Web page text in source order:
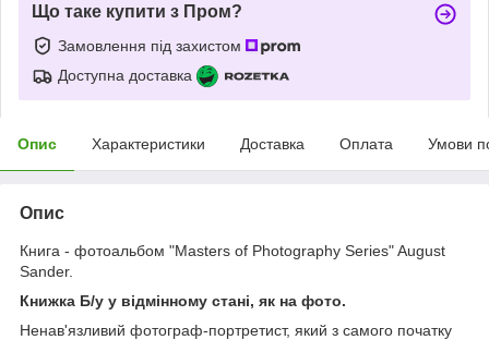
Що таке купити з Пром?
Замовлення під захистом
Доступна доставка
Опис Характеристики Доставка Оплата Умови
Опис
Книга - фотоальбом "Masters of Photography Series" August
Sander.
Книжка Б/у у відмінному стані, як на фото.
Ненав'язливий фотограф-портретист, який з самого початку